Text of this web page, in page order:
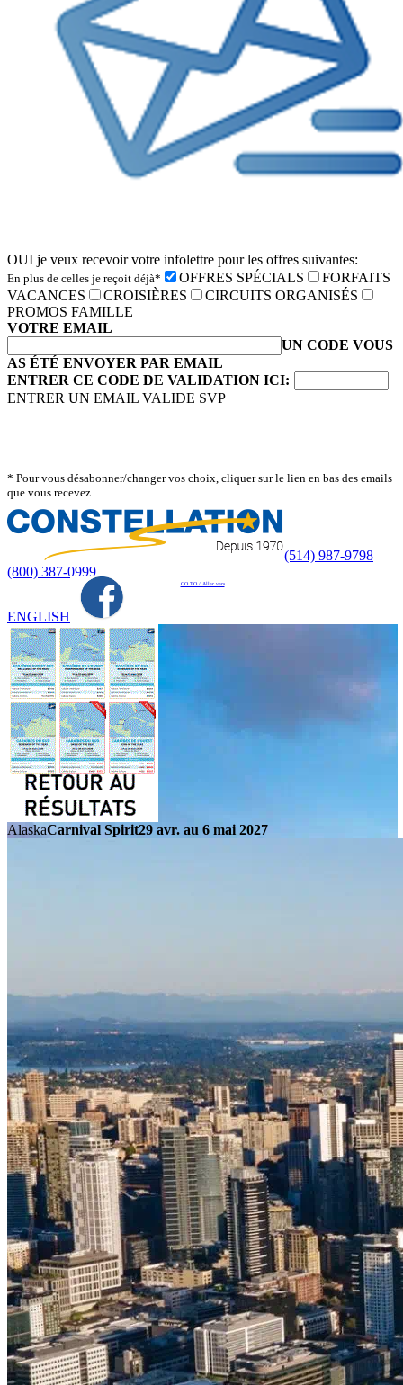
OUI je veux recevoir votre infolettre pour les offres suivantes:
En plus de celles je reçoit déjà* OFFRES SPÉCIALS
FORFAITS
VACANCES
CROISIÈRES
CIRCUITS ORGANISÉS
PROMOS FAMILLE
VOTRE EMAIL
UN CODE VOUS
AS ÉTÉ ENVOYER PAR EMAIL
ENTRER CE CODE DE VALIDATION ICI:
ENTRER UN EMAIL VALIDE SVP
* Pour vous désabonner/changer vos choix, cliquer sur le lien en bas des emails
que vous recevez.
(514) 987-9798
(800) 387-0999
GO TO / Aller vers
ENGLISH
AlaskaCarnival Spirit29 avr. au 6 mai 2027